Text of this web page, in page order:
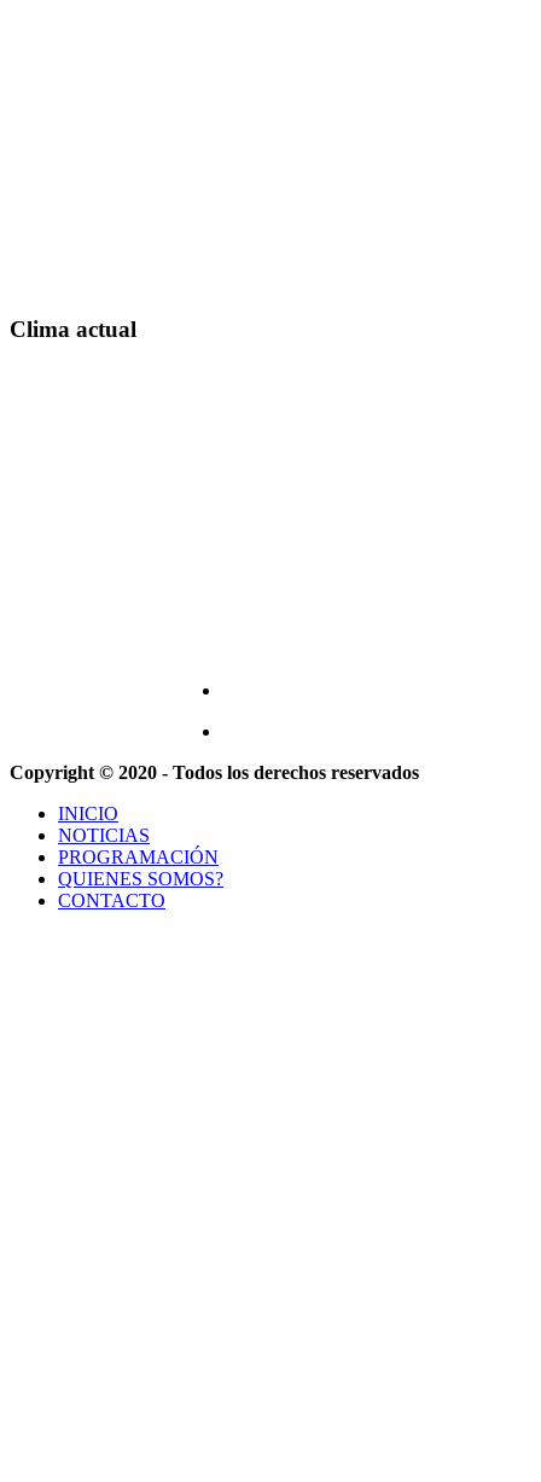
Clima actual
Copyright © 2020 - Todos los derechos reservados
INICIO
NOTICIAS
PROGRAMACIÓN
QUIENES SOMOS?
CONTACTO